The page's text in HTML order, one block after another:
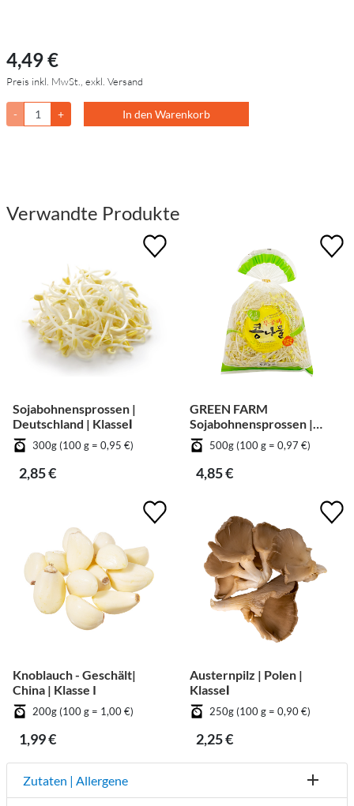
4,49 €
Preis inkl. MwSt., exkl. Versand
- + In den Warenkorb
Verwandte Produkte
Sojabohnensprossen |
Deutschland | KlasseⅠ
300g (100 g = 0,95 €)
2,85 €
GREEN FARM
Sojabohnensprossen |
Deutschland | KlasseⅠ
500g (100 g = 0,97 €)
4,85 €
Knoblauch - Geschält|
China | Klasse I
200g (100 g = 1,00 €)
1,99 €
Austernpilz | Polen |
KlasseⅠ
250g (100 g = 0,90 €)
2,25 €
Zutaten | Allergene